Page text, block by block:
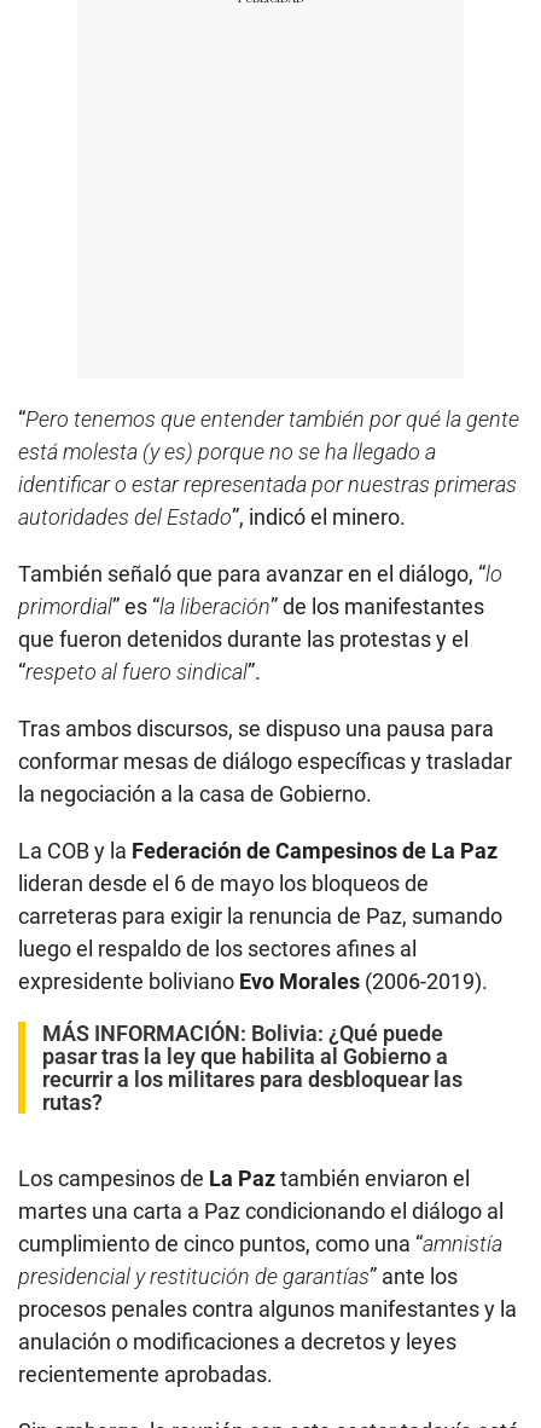
“Pero tenemos que entender también por qué la gente
está molesta (y es) porque no se ha llegado a
identificar o estar representada por nuestras primeras
autoridades del Estado”, indicó el minero.
También señaló que para avanzar en el diálogo, “lo
primordial” es “la liberación” de los manifestantes
que fueron detenidos durante las protestas y el
“respeto al fuero sindical”.
Tras ambos discursos, se dispuso una pausa para
conformar mesas de diálogo específicas y trasladar
la negociación a la casa de Gobierno.
La COB y la Federación de Campesinos de La Paz
lideran desde el 6 de mayo los bloqueos de
carreteras para exigir la renuncia de Paz, sumando
luego el respaldo de los sectores afines al
expresidente boliviano Evo Morales (2006-2019).
MÁS INFORMACIÓN: Bolivia: ¿Qué puede
pasar tras la ley que habilita al Gobierno a
recurrir a los militares para desbloquear las
rutas?
Los campesinos de La Paztambién enviaron el
martes una carta a Paz condicionando el diálogo al
cumplimiento de cinco puntos, como una “amnistía
presidencial y restitución de garantías” ante los
procesos penales contra algunos manifestantes y la
anulación o modificaciones a decretos y leyes
recientemente aprobadas.